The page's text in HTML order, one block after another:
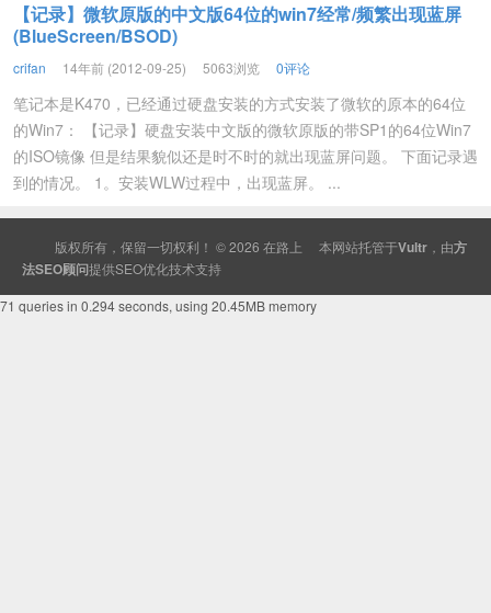
【记录】微软原版的中文版64位的win7经常/频繁出现蓝屏
(BlueScreen/BSOD)
crifan 14年前 (2012-09-25) 5063浏览 0评论
笔记本是K470，已经通过硬盘安装的方式安装了微软的原本的64位
的Win7： 【记录】硬盘安装中文版的微软原版的带SP1的64位Win7
的ISO镜像 但是结果貌似还是时不时的就出现蓝屏问题。 下面记录遇
到的情况。 1。安装WLW过程中，出现蓝屏。 ...
版权所有，保留一切权利！ © 2026 在路上 本网站托管于Vultr ，由方
法SEO顾问提供SEO优化技术支持
71 queries in 0.294 seconds, using 20.45MB memory